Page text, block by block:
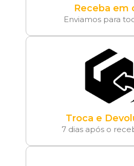
Receba em
Enviamos para
Troca e
7 dias após o